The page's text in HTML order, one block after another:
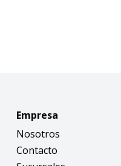
Empresa
Nosotros
Contacto